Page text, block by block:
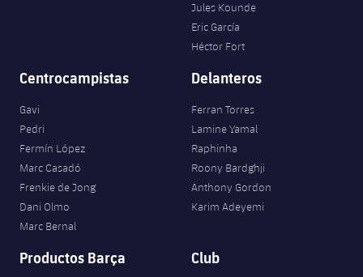
Jules Kounde
Eric García
Héctor Fort
Centrocampistas
Gavi
Pedri
Fermín López
Marc Casadó
Frenkie de Jong
Dani Olmo
Marc Bernal
Delanteros
Ferran Torres
Lamine Yamal
Raphinha
Roony Bardghji
Anthony Gordon
Karim Adeyemi
Productos Barça Club